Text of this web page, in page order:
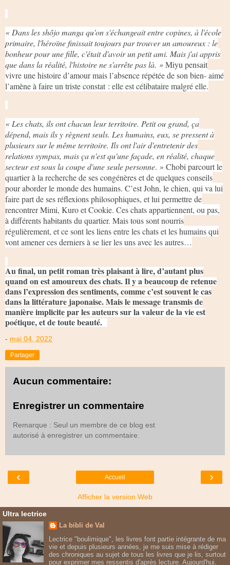
« Dans les shôjo manga qu'on s'échangeait entre copines, à l'école
primaire, l'héroïne finissait toujours par trouver un amoureux : le
bonheur pour une fille, c'était d'avoir un petit ami. Mais j'ai appris
que dans la réalité, l'histoire ne s'arrête pas là. »Miyu pensait
vivre une histoire d’amour mais l’absence répétée de son bien- aimé
l’amène à faire un triste constat : elle est célibataire malgré elle.
« Les chats, ils ont chacun leur territoire. Petit ou grand, ça
dépend, mais ils y règnent seuls. Les humains, eux, se pressent à
plusieurs sur le même territoire. Ils ont l'air d'entretenir des
relations sympas, mais ça n'est qu'une façade, en réalité, chaque
secteur est sous la coupe d'une seule personne. » Chobi parcourt le
quartier à la recherche de ses congénères et de quelques conseils
pour aborder le monde des humains. C’est John, le chien, qui va lui
faire part de ses réflexions philosophiques, et lui permettre de
rencontrer Mimi, Kuro et Cookie. Ces chats appartiennent, ou pas,
à différents habitants du quartier. Mais tous sont nourris
régulièrement, et ce sont les liens entre les chats et les humains qui
vont amener ces derniers à se lier les uns avec les autres…
Au final, un petit roman très plaisant à lire, d’autant plus
quand on est amoureux des chats. Il y a beaucoup de retenue
dans l’expression des sentiments, comme c’est souvent le cas
dans la littérature japonaise. Mais le message transmis de
manière implicite par les auteurs sur la valeur de la vie est
poétique, et de toute beauté.
- mai 04, 2022
Partager
Aucun commentaire:
Enregistrer un commentaire
Remarque : Seul un membre de ce blog est
autorisé à enregistrer un commentaire.
‹ ›
Accueil
Afficher la version Web
Ultra lectrice
La bibli de Val
Lectrice "boulimique", les livres font partie intégrante de ma
vie et depuis plusieurs années, je me suis mise à rédiger
des chroniques au sujet de tous les livres que je lis, surtout
pour exprimer mes ressentis d'après lecture. Aujourd'hui,